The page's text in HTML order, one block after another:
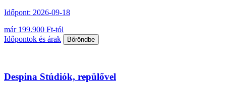
Időpont: 2026-09-18
már 199.900 Ft-tól
Időpontok és árak
Bőröndbe
Despina Stúdiók, repülővel